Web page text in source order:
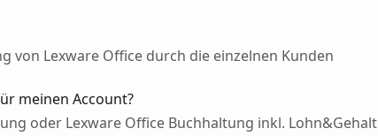
von Lexware Office durch die einzelnen Kunden
meinen Account?
oder Lexware Office Buchhaltung inkl. Lohn&Gehalt